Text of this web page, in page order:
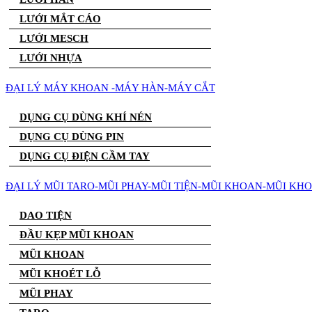
LƯỚI MẮT CÁO
LƯỚI MESCH
LƯỚI NHỰA
ĐẠI LÝ MÁY KHOAN -MÁY HÀN-MÁY CẮT
DỤNG CỤ DÙNG KHÍ NÉN
DỤNG CỤ DÙNG PIN
DỤNG CỤ ĐIỆN CẦM TAY
ĐẠI LÝ MŨI TARO-MŨI PHAY-MŨI TIỆN-MŨI KHOAN-MŨI
DAO TIỆN
ĐẦU KẸP MŨI KHOAN
MŨI KHOAN
MŨI KHOÉT LỖ
MŨI PHAY